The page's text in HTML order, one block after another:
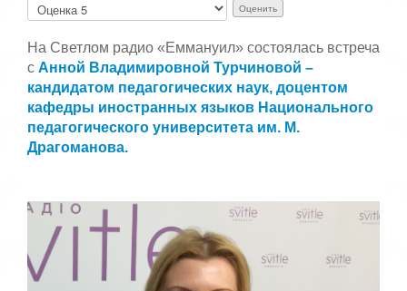
й
т
н
г
:
5
о
а
л
у
й
с
т
а
ц
е
т
е
На Светлом радио «Еммануил» состоялась встреча
с Анной Владимировной Турчиновой –
кандидатом педагогических наук, доцентом
кафедры иностранных языков Национального
педагогического университета им. М.
Драгоманова.